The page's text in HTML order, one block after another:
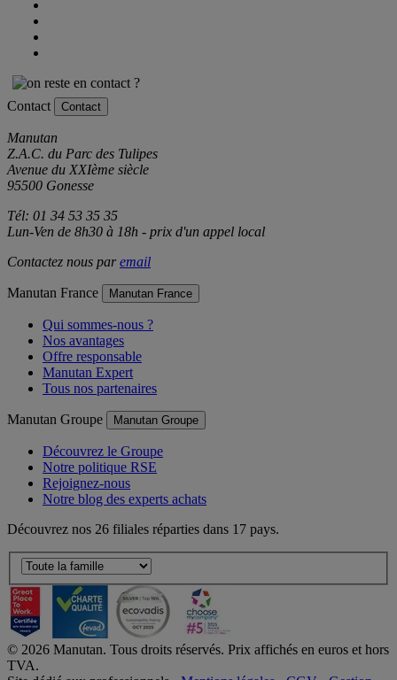
Contact Contact
Manutan
Z.A.C. du Parc des Tulipes
Avenue du XXIème siècle
95500 Gonesse
Tél: 01 34 53 35 35
Lun-Ven de 8h30 à 18h - prix d'un appel local
Contactez nous paremail
Manutan France Manutan France
Qui sommes-nous ?
Nos avantages
Offre responsable
Manutan Expert
Tous nos partenaires
Manutan Groupe Manutan Groupe
Découvrez le Groupe
Notre politique RSE
Rejoignez-nous
Notre blog des experts achats
Découvrez nos 26 filiales réparties dans 17 pays.
© 2026 Manutan. Tous droits réservés. Prix affichés en euros et hors
TVA.